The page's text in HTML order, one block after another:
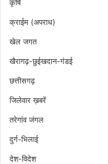
कृषि
क्राईम (अपराध)
खेल जगत
खैरागढ़-छुईखदान-गंडई
छत्तीसगढ़
जिलेवार ख़बरें
तरेगांव जंगल
दुर्ग-भिलाई
देश-विदेश